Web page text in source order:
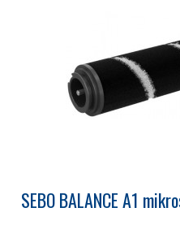
SEBO BALANCE A1